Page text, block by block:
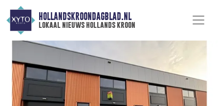
HOLLANDSKROONDAGBLAD.NL
lokaal nieuws hollands kroon